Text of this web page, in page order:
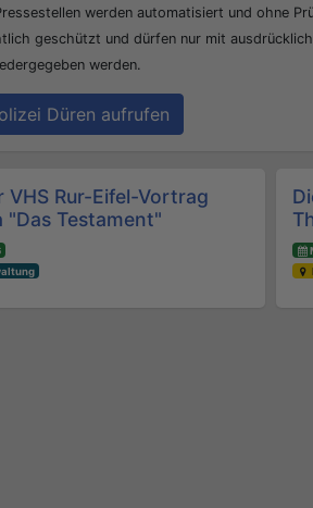
werden automatisiert und ohne
geschützt und dürfen nur mit
werden.
Düren aufrufen
Navigation
VHS Rur-Eifel-Vortrag
"Das Testament"